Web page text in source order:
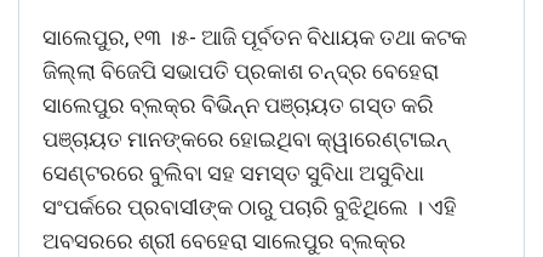
ସାଲେପୁର, ୧୩ ।୫- ଆଜି ପୂର୍ବତନ ବିଧାୟକ ତଥା କଟକ
ଜିଲ୍ଲା ବିଜେପି ସଭାପତି ପ୍ରକାଶ ଚନ୍ଦ୍ର ବେହେରା
ସାଲେପୁର ବ୍ଲକ୍ର ବିଭିନ୍ନ ପଞ୍ଚାୟତ ଗସ୍ତ କରି
ପଞ୍ଚାୟତ ମାନଙ୍କରେ ହୋଇଥିବା କ୍ୱାରେଣ୍ଟାଇନ୍
ସେଣ୍ଟରରେ ବୁଲିବା ସହ ସମସ୍ତ ସୁବିଧା ଅସୁବିଧା
ସଂପର୍କରେ ପ୍ରବାସୀଙ୍କ ଠାରୁ ପଚାରି ବୁଝିଥିଲେ । ଏହି
ଅବସରରେ ଶ୍ରୀ ବେହେରା ସାଲେପୁର ବ୍ଲକ୍ର